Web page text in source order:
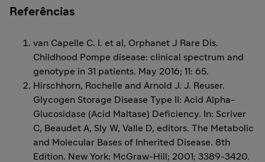
Referências
van Capelle C. I. et al, Orphanet J Rare Dis.
Childhood Pompe disease: clinical spectrum and
genotype in 31 patients. May 2016; 11: 65.
Hirschhorn, Rochelle and Arnold J. J. Reuser.
Glycogen Storage Disease Type II: Acid Alpha-
Glucosidase (Acid Maltase) Deficiency. In: Scriver
C, Beaudet A, Sly W, Valle D, editors. The Metabolic
and Molecular Bases of Inherited Disease. 8th
Edition. New York: McGraw-Hill; 2001; 3389-3420.